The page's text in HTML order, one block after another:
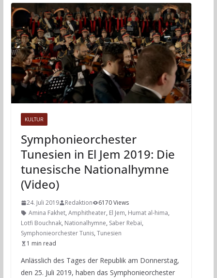
KULTUR
Symphonieorchester
Tunesien in El Jem 2019: Die
tunesische Nationalhymne
(Video)
24. Juli 2019 Redaktion
6170 Views
Amina Fakhet, Amphitheater, El Jem, Humat al-hima,
Lotfi Bouchnak, Nationalhymne, Saber Rebaï,
Symphonieorchester Tunis, Tunesien
1 min read
Anlässlich des Tages der Republik am Donnerstag,
den 25. Juli 2019, haben das Symphonieorchester